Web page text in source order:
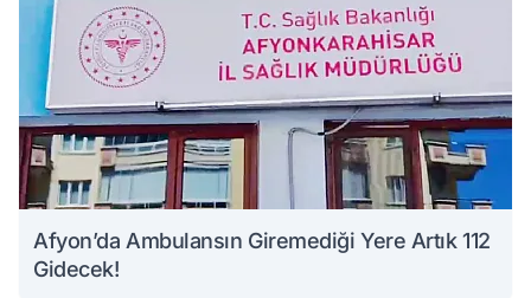
Afyon’da Ambulansın Giremediği Yere Artık 112
Gidecek!